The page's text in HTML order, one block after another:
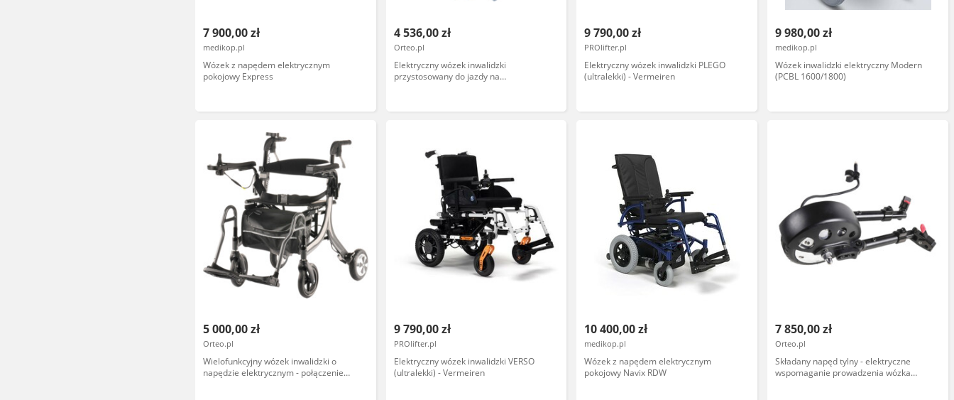
7 900,00 zł
medikop.pl
Wózek z napędem elektrycznym
pokojowy Express
4 536,00 zł
Orteo.pl
Elektryczny wózek inwalidzki
przystosowany do jazdy na
joystick z wyświetlaczem LCD
9 790,00 zł
PROlifter.pl
Elektryczny wózek inwalidzki PLEGO
(ultralekki) - Vermeiren
9 980,00 zł
medikop.pl
Wózek inwalidzki elektryczny Modern
(PCBL 1600/1800)
5 000,00 zł
Orteo.pl
Wielofunkcyjny wózek inwalidzki o
napędzie elektrycznym - połączenie
9 790,00 zł
PROlifter.pl
Elektryczny wózek inwalidzki VERSO
(ultralekki) - Vermeiren
10 400,00 zł
medikop.pl
Wózek z napędem elektrycznym
pokojowy Navix RDW
7 850,00 zł
Orteo.pl
Składany napęd tylny - elektryczne
wspomaganie prowadzenia wózka